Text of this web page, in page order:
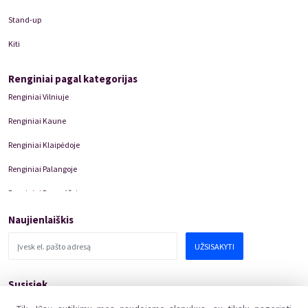
Žymesni I. Moščickio spektakliai: „Džono Demjaniuko teismas.
Stand-up
Kiti
Renginiai pagal kategorijas
Renginiai Vilniuje
Renginiai Kaune
Renginiai Klaipėdoje
Renginiai Palangoje
Renginiai Panevėžyje
Domino Teatro Spektakliai
Naujienlaiškis
UŽSISAKYTI
Susisiek